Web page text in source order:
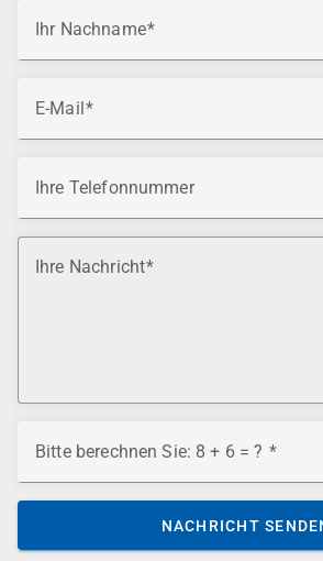
Ihr Nachname
E-Mail
Ihre Telefonnummer
Ihre Nachricht
Bitte berechnen Sie: 8 + 6 = ?
NACHRICHT